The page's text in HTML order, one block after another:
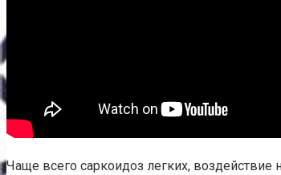
Чаще всего саркоидоз легких, воздействие